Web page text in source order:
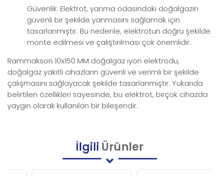
Güvenlik: Elektrot, yanma odasındaki doğalgazın
güvenli bir şekilde yanmasını sağlamak için
tasarlanmıştır. Bu nedenle, elektrotun doğru şekilde
monte edilmesi ve çalıştırılması çok önemlidir.
Rammakson 10x150 MM doğalgaz iyon elektrodu,
doğalgaz yakıtlı cihazların güvenli ve verimli bir şekilde
çalışmasını sağlayacak şekilde tasarlanmıştır. Yukarıda
belirtilen özellikleri sayesinde, bu elektrot, birçok cihazda
yaygın olarak kullanılan bir bileşendir.
İlgili Ürünler